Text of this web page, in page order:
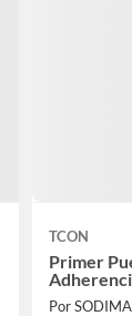
TCON
Primer
Por